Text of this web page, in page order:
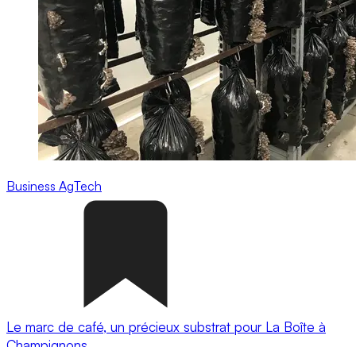
Business AgTech
Le marc de café, un précieux substrat pour La Boîte à